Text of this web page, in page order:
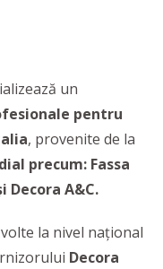
un
pentru
, provenite de la
precum: Fassa
Decora A&C.
la nivel național
Decora